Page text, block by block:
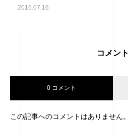
2016.07.16
コメント
0 コメント
この記事へのコメントはありません。